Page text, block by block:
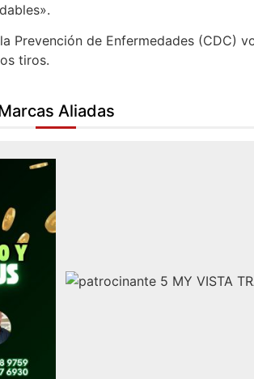
Prevención de Enfermedades (CDC)
tiros.
Aliadas